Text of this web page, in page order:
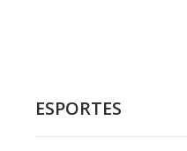
ESPORTES